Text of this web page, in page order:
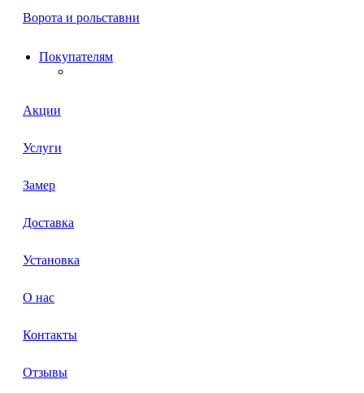
Ворота и рольставни
Покупателям
Акции
Услуги
Замер
Доставка
Установка
О нас
Контакты
Отзывы